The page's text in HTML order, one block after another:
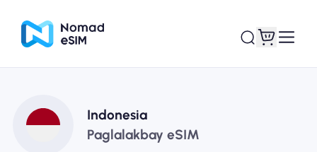
Mag-log In / Mag-
sign Up
Indonesia
Paglalakbay eSIM